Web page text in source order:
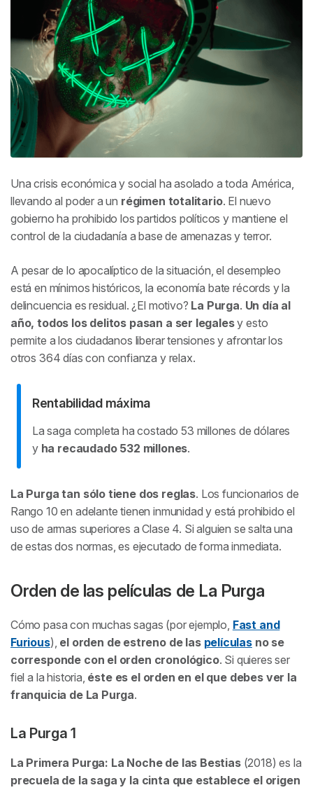
Reparto de la saga La Purga
Crítica de la saga La Purga
Una crisis económica y social ha asolado a toda América,
llevando al poder a un régimen totalitario. El nuevo
gobierno ha prohibido los partidos políticos y mantiene el
control de la ciudadanía a base de amenazas y terror.
A pesar de lo apocalíptico de la situación, el desempleo
está en mínimos históricos, la economía bate récords y la
delincuencia es residual. ¿El motivo? La Purga. Un día al
año, todos los delitos pasan a ser legalesy esto
permite a los ciudadanos liberar tensiones y afrontar los
otros 364 días con confianza y relax.
Rentabilidad máxima
La saga completa ha costado 53 millones de dólares
y ha recaudado 532 millones.
La Purga tan sólo tiene dos reglas. Los funcionarios de
Rango 10 en adelante tienen inmunidad y está prohibido el
uso de armas superiores a Clase 4. Si alguien se salta una
de estas dos normas, es ejecutado de forma inmediata.
Orden de las películas de La Purga
Cómo pasa con muchas sagas (por ejemplo, Fast and
Furious), el orden de estreno de las películasno se
corresponde con el orden cronológico. Si quieres ser
fiel a la historia, éste es el orden en el que debes ver la
franquicia de La Purga.
La Purga 1
La Primera Purga: La Noche de las Bestias(2018) es la
precuela de la saga y la cinta que establece el origen